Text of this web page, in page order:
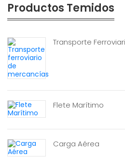
Productos Temidos
Transporte
Flete Marítimo
Carga Aérea